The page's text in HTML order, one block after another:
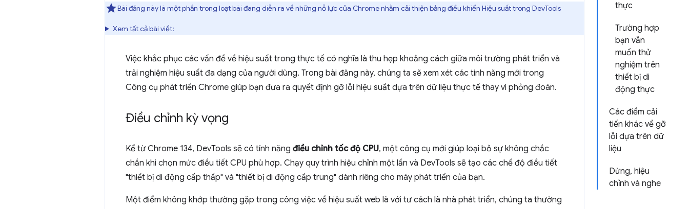
thực
Trường hợp
bạn vẫn
muốn thử
nghiệm trên
thiết bị di
động thực
Các điểm cải
tiến khác về gỡ
lỗi dựa trên dữ
liệu
Dừng, hiệu
chỉnh và nghe
Bài đăng này là một phần trong loạt bài đang diễn ra về những nỗ lực của Chrome nhằm cải thiện bảng điều khiển Hiệu suất trong DevTools
Xem tất cả bài viết:
Việc khắc phục các vấn đề về hiệu suất trong thực tế có nghĩa là thu hẹp khoảng cách giữa môi trường phát triển và
trải nghiệm hiệu suất đa dạng của người dùng. Trong bài đăng này, chúng ta sẽ xem xét các tính năng mới trong
Công cụ phát triển Chrome giúp bạn đưa ra quyết định gỡ lỗi hiệu suất dựa trên dữ liệu thực tế thay vì phỏng đoán.
Điều chỉnh kỳ vọng
Kể từ Chrome 134, DevTools sẽ có tính năng điều chỉnh tốc độ CPU, một công cụ mới giúp loại bỏ sự không chắc
chắn khi chọn mức điều tiết CPU phù hợp. Chạy quy trình hiệu chỉnh một lần và DevTools sẽ tạo các chế độ điều tiết
"thiết bị di động cấp thấp" và "thiết bị di động cấp trung" dành riêng cho máy phát triển của bạn.
Một điểm không khớp thường gặp trong công việc về hiệu suất web là với tư cách là nhà phát triển, chúng ta thường